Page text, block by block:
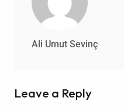
Ali Umut Sevinç
Leave a Reply